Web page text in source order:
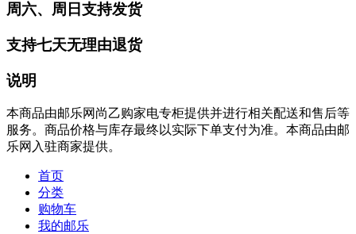
周六、周日支持发货
支持七天无理由退货
说明
本商品由邮乐网尚乙购家电专柜提供并进行相关配送和售后等
服务。商品价格与库存最终以实际下单支付为准。本商品由邮
乐网入驻商家提供。
首页
分类
购物车
我的邮乐